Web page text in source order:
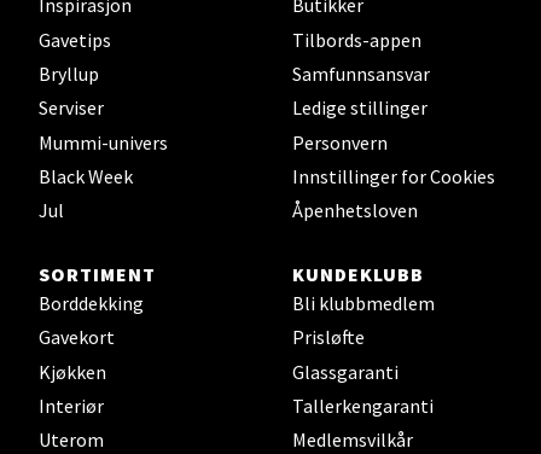
Inspirasjon
Gavetips
Bryllup
Serviser
Mummi-univers
Black Week
Jul
Butikker
Tilbords-appen
Samfunnsansvar
Ledige stillinger
Personvern
Innstillinger for Cookies
Åpenhetsloven
SORTIMENT
Borddekking
Gavekort
Kjøkken
Interiør
Uterom
KUNDEKLUBB
Bli klubbmedlem
Prisløfte
Glassgaranti
Tallerkengaranti
Medlemsvilkår
Bryne/Jæren - M44
Jupiterveien 2, 4340 Bryne
Åpent i dag 10-18
0 i butikk
Stavanger og Sandnes - Thon
Senter Madla
Madlakrossen nr 9, 4042 Stavanger